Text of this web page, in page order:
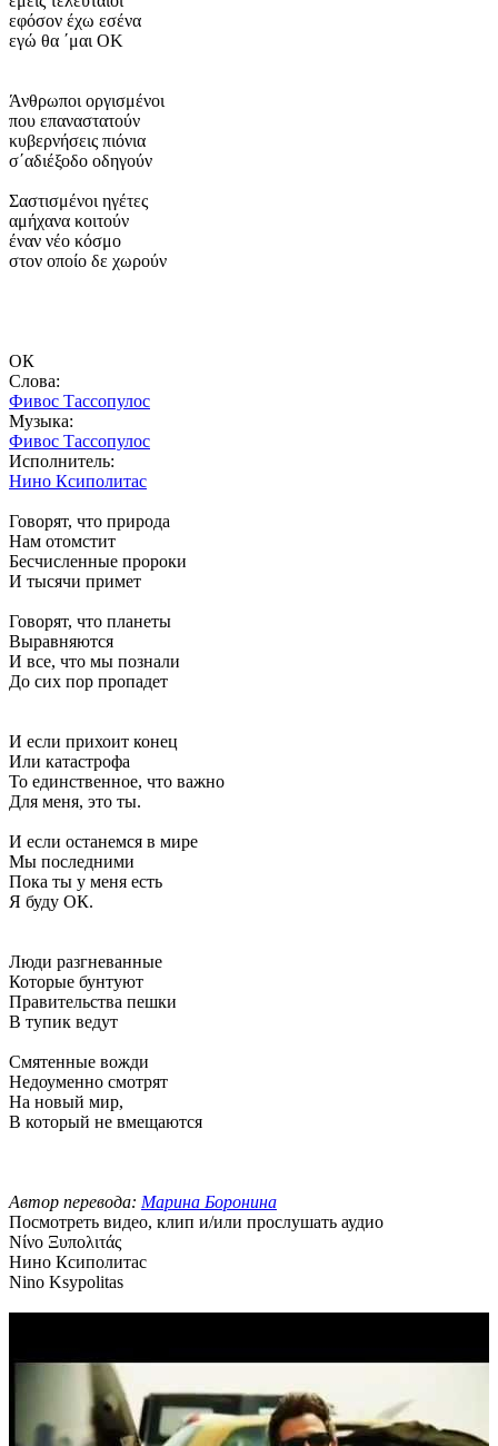
εφόσον έχω εσένα
εγώ θα ΄μαι ΟΚ
Άνθρωποι οργισμένοι
που επαναστατούν
κυβερνήσεις πιόνια
σ΄αδιέξοδο οδηγούν
Σαστισμένοι ηγέτες
αμήχανα κοιτούν
έναν νέο κόσμο
στον οποίο δε χωρούν
ОК
Слова:
Фивос Тассопулос
Музыка:
Фивос Тассопулос
Исполнитель:
Нино Ксиполитас
Говорят, что природа
Нам отомстит
Бесчисленные пророки
И тысячи примет
Говорят, что планеты
Выравняются
И все, что мы познали
До сих пор пропадет
И если прихоит конец
Или катастрофа
То единственное, что важно
Для меня, это ты.
И если останемся в мире
Мы последними
Пока ты у меня есть
Я буду ОК.
Люди разгневанные
Которые бунтуют
Правительства пешки
В тупик ведут
Смятенные вожди
Недоуменно смотрят
На новый мир,
В который не вмещаются
Автор перевода: Марина Боронина
Посмотреть видео, клип и/или прослушать аудио
Νίνο Ξυπολιτάς
Нино Ксиполитас
Nino Ksypolitas